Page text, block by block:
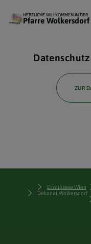
HERZLICHE WILLKOMMEN IN DER
Pfarre Wolkersdorf
ZUR
Erzdiözese Wien
Dekanat Wolkersdorf